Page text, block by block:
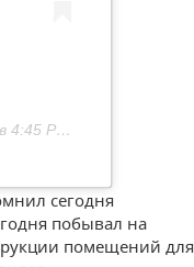
PDT
сегодня
побывал на
помещений для